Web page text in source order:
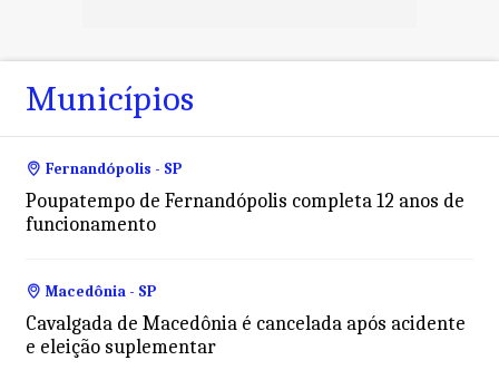
Municípios
Fernandópolis - SP
Poupatempo de Fernandópolis completa 12 anos de
funcionamento
Macedônia - SP
Cavalgada de Macedônia é cancelada após acidente
e eleição suplementar